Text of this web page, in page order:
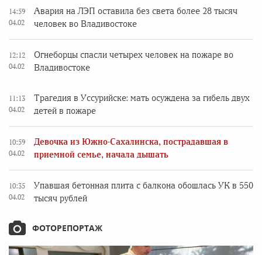
14:59
04.02
Авария на ЛЭП оставила без света более 28 тысяч
человек во Владивостоке
12:12
04.02
Огнеборцы спасли четырех человек на пожаре во
Владивостоке
11:13
04.02
Трагедия в Уссурийске: мать осуждена за гибель двух
детей в пожаре
10:59
04.02
Девочка из Южно-Сахалинска, пострадавшая в
приемной семье, начала дышать
10:35
04.02
Упавшая бетонная плита с балкона обошлась УК в 550
тысяч рублей
ФОТОРЕПОРТАЖ